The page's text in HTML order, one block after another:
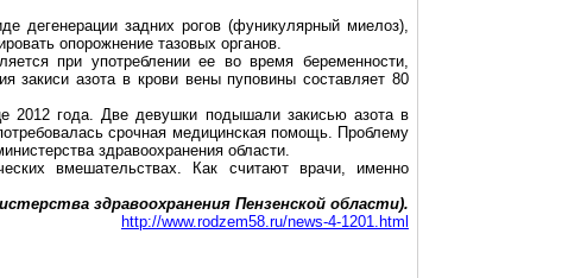
дегенерации задних рогов (фуникулярный миелоз),
опорожнение тазовых органов.
при употреблении ее во время беременности,
закиси азота в крови вены пуповины составляет 80
2012 года. Две девушки подышали закисью азота в
срочная медицинская помощь. Проблему
здравоохранения области.
вмешательствах. Как считают врачи, именно
здравоохранения Пензенской области).
http://www.rodzem58.ru/news-4-1201.html